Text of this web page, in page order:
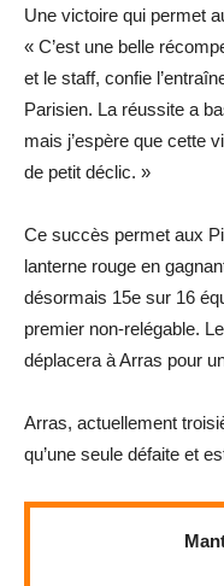
Une victoire qui permet
« C’est une belle
et le staff, confie
Parisien. La réussite a
mais j’espère que cette
de petit déclic. »
Ce succès permet aux
lanterne rouge en
désormais 15e sur 16
premier non-relégable.
déplacera à Arras pour
Arras, actuellement
qu’une seule défaite et